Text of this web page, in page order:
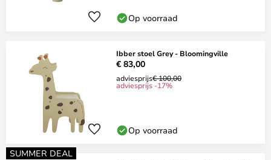
Op voorraad
Ibber stoel Grey - Bloomingville
€ 83,00
adviesprijs€ 100,00
adviesprijs -17%
Op voorraad
SUMMER DEAL